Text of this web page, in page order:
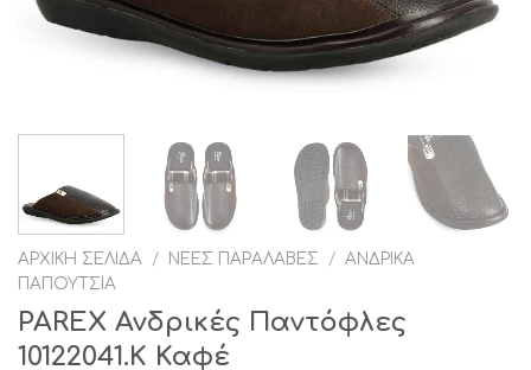
ΑΡΧΙΚΉ ΣΕΛΊΔΑ / ΝΈΕΣ ΠΑΡΑΛΑΒΈΣ / ΑΝΔΡΙΚΆ
ΠΑΠΟΎΤΣΙΑ
PAREX Ανδρικές Παντόφλες
10122041.Κ Καφέ